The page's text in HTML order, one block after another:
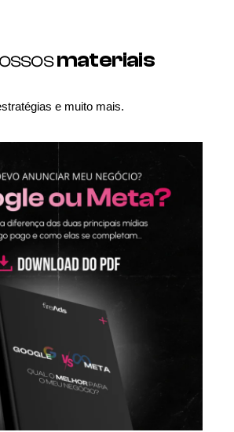
materiais
e muito mais.